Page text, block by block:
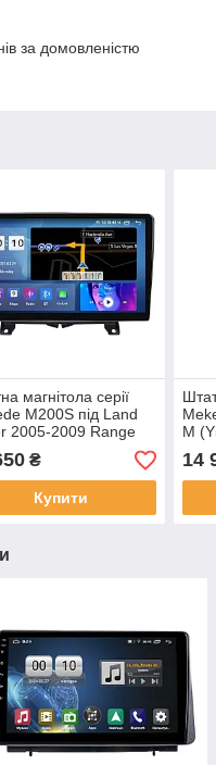
за домовленістю
магнітола серії
M200S під Land
2005-2009 Range
Sport 2005-2009 9
₴
Купити
M
14